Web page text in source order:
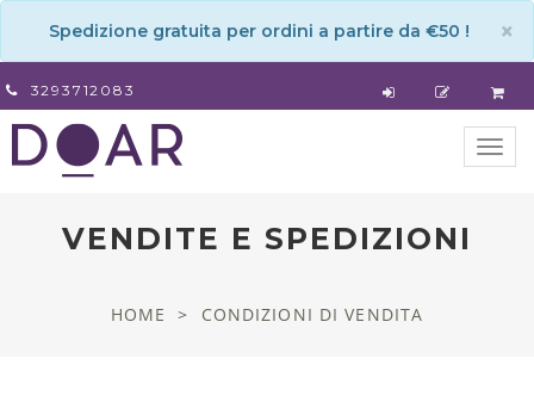
×
Spedizione gratuita per ordini a partire da €50 !
3293712083
VENDITE E SPEDIZIONI
HOME CONDIZIONI DI VENDITA